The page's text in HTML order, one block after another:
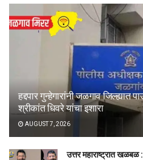
हद्दपार गुन्हेगारांनी जळगाव
श्रीकांत धिवरे यांचा इशारा
AUGUST 7, 2026
उत्तर महाराष्ट्रात